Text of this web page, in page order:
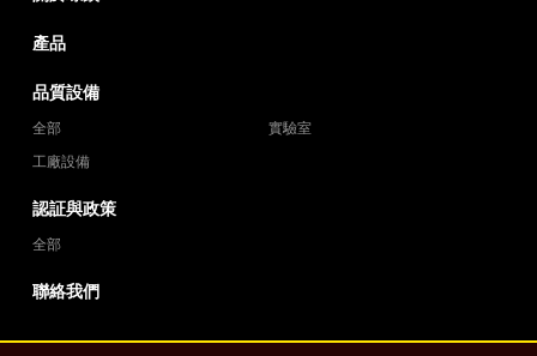
產品
品質設備
全部
實驗室
工廠設備
認証與政策
全部
聯絡我們